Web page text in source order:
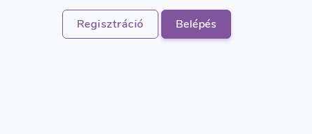
Regisztráció Belépés